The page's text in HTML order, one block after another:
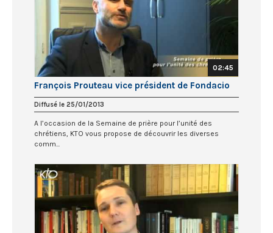
02:45
François Prouteau vice président de Fondacio
Diffusé le 25/01/2013
A l’occasion de la Semaine de prière pour l’unité des
chrétiens, KTO vous propose de découvrir les diverses
comm...